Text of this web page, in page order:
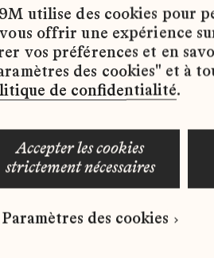
d’emploi disponibles
correspond à
spontanée dès
utilise des cookies pour
offrir une expérience
vos préférences et en
des cookies" et à
de confidentialité.
accepter les cookies
strictement nécessaires
Paramètres des cookies